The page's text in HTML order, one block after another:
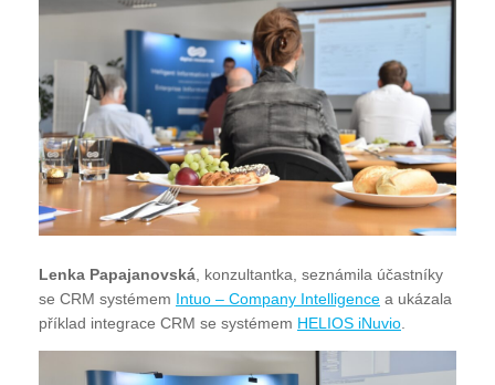
Lenka Papajanovská , konzultantka, seznámila účastníky
se CRM systémem Intuo – Company Intelligence a ukázala
příklad integrace CRM se systémem HELIOS iNuvio